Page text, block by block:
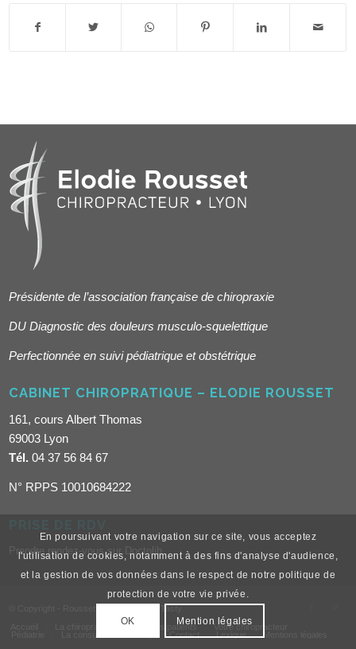
Présidente de l’association française de chiropraxie
DU Diagnostic des douleurs musculo-squelettique
Perfectionnée en suivi pédiatrique et obstétrique
CABINET CHIROPRATIQUE – ELODIE ROUSSET
161, cours Albert Thomas
69003 Lyon
Tél. 04 37 56 84 67
N° RPPS 10010684222
Prendre rendez-vous sur Doctolib
© Copyright - Rousset Elodie - Sweet'n'Tasty
Vous êtes patients
Votre chiropracteur
Contact Lexique
En poursuivant votre navigation sur ce site, vous acceptez
l'utilisation de cookies, notamment à des fins d'analyse d'audience,
et la gestion de vos données dans le respect de notre politique de
protection de votre vie privée.
OK Mention légales